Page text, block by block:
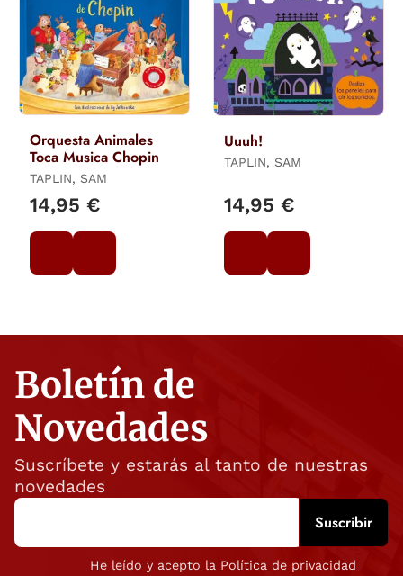
Orquesta Animales
Toca Musica Chopin
TAPLIN, SAM
14,95 €
Uuuh!
TAPLIN, SAM
14,95 €
Boletín de
Novedades
Suscríbete y estarás al tanto de nuestras
novedades
He leído y acepto la Política de privacidad